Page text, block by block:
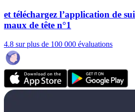
et téléchargez l’application de
maux de tête n°1
4.8 sur plus de 100 000 évaluations